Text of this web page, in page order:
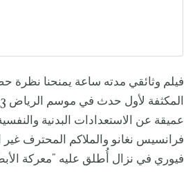
فيلم وثائقي مدته ساعة يمنحنا نظرة
فرانسيس نغانو والملاكم المحترف غير
فيوري في نزال أُطلق عليه "معركة